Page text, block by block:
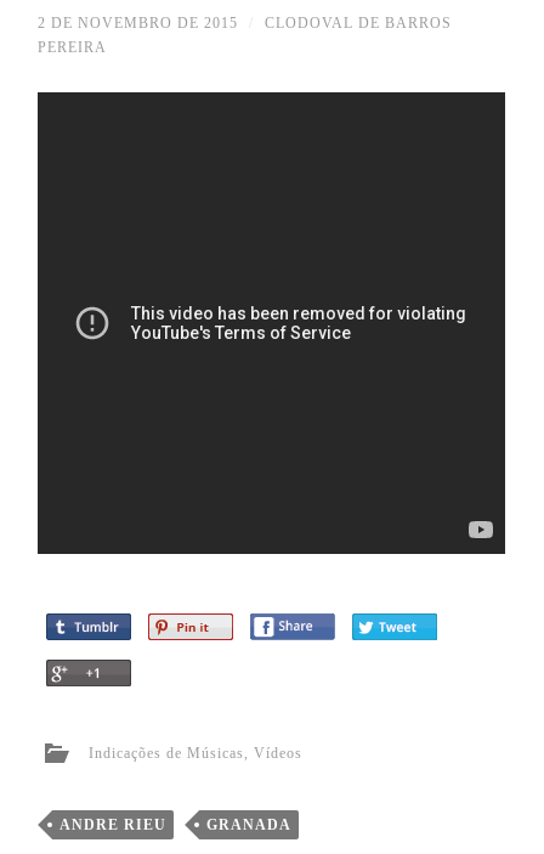
2 DE NOVEMBRO DE 2015
CLODOVAL DE BARROS
PEREIRA
Indicações de Músicas ,Vídeos
ANDRE RIEU GRANADA